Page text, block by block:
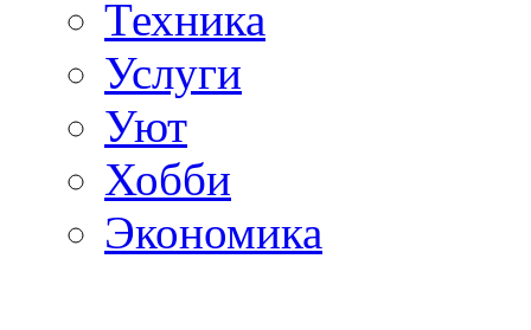
Техника
Услуги
Уют
Хобби
Экономика